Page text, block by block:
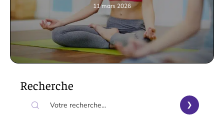
11 mars 2026
Recherche